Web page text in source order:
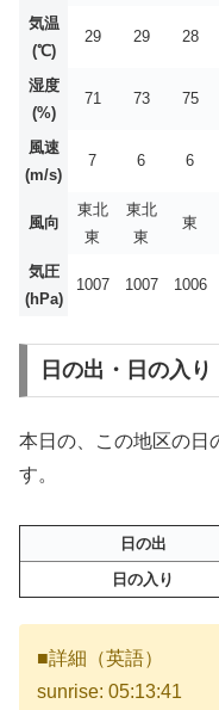
気温
(℃)
29 29 28
湿度
(%)
71 73 75
風速
(m/s)
7 6 6
風向
東北
東
東北
東
東
気圧
(hPa)
1007 1007 1006
日の出・日の入り
本日の、この地区の日
す。
日の出
日の入り
■詳細（英語）
sunrise: 05:13:41